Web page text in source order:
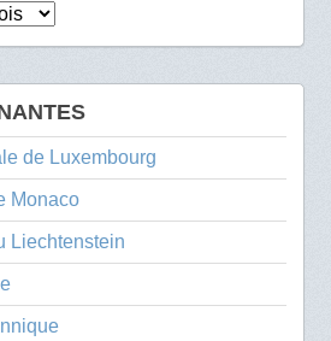
de Luxembourg
Monaco
Liechtenstein